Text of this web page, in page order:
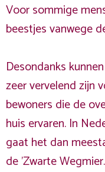
Voor sommige
beestjes vanwege
Desondanks
zeer vervelend zijn
bewoners die de
huis ervaren. In
gaat het dan
de 'Zwarte Wegmier.